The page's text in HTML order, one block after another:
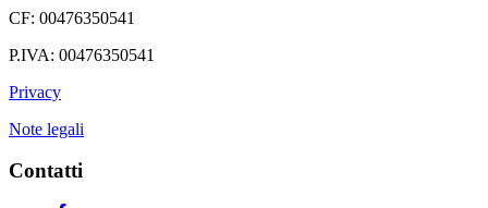
CF: 00476350541
P.IVA: 00476350541
Privacy
Note legali
Contatti